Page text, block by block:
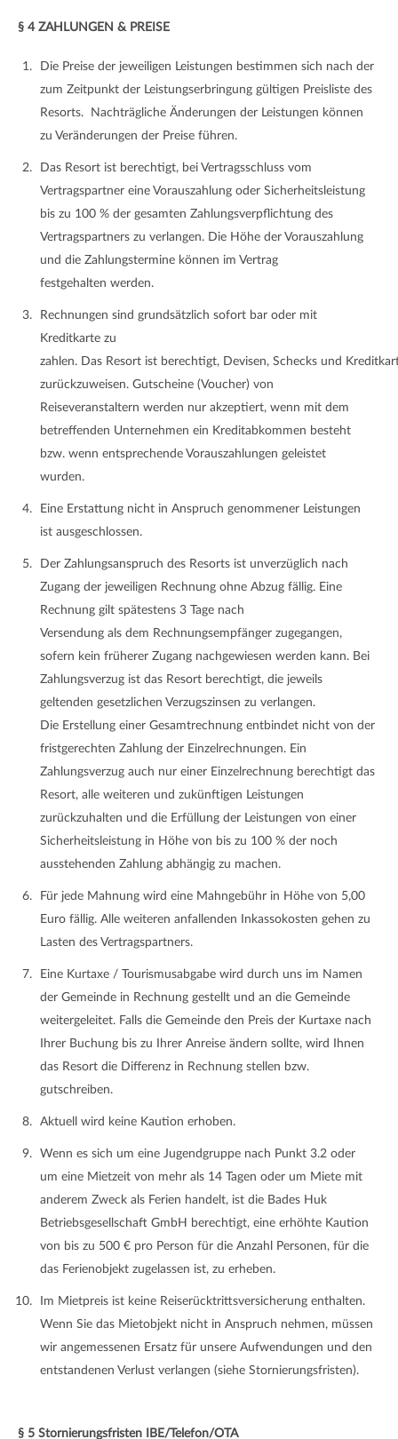
§ 4 ZAHLUNGEN & PREISE
Die Preise der jeweiligen Leistungen bestimmen sich nach der
zum Zeitpunkt der Leistungserbringung gültigen Preisliste des
Resorts. Nachträgliche Änderungen der Leistungen können
zu Veränderungen der Preise führen.
Das Resort ist berechtigt, bei Vertragsschluss vom
Vertragspartner eine Vorauszahlung oder Sicherheitsleistung
bis zu 100 % der gesamten Zahlungsverpflichtung des
Vertragspartners zu verlangen. Die Höhe der Vorauszahlung
und die Zahlungstermine können im Vertrag
festgehalten werden.
Rechnungen sind grundsätzlich sofort bar oder mit
Kreditkarte zu
zahlen. Das Resort ist berechtigt, Devisen, Schecks und
zurückzuweisen. Gutscheine (Voucher) von
Reiseveranstaltern werden nur akzeptiert, wenn mit dem
betreffenden Unternehmen ein Kreditabkommen besteht
bzw. wenn entsprechende Vorauszahlungen geleistet
wurden.
Eine Erstattung nicht in Anspruch genommener Leistungen
ist ausgeschlossen.
Der Zahlungsanspruch des Resorts ist unverzüglich nach
Zugang der jeweiligen Rechnung ohne Abzug fällig. Eine
Rechnung gilt spätestens 3 Tage nach
Versendung als dem Rechnungsempfänger zugegangen,
sofern kein früherer Zugang nachgewiesen werden kann. Bei
Zahlungsverzug ist das Resort berechtigt, die jeweils
geltenden gesetzlichen Verzugszinsen zu verlangen.
Die Erstellung einer Gesamtrechnung entbindet nicht von der
fristgerechten Zahlung der Einzelrechnungen. Ein
Zahlungsverzug auch nur einer Einzelrechnung berechtigt das
Resort, alle weiteren und zukünftigen Leistungen
zurückzuhalten und die Erfüllung der Leistungen von einer
Sicherheitsleistung in Höhe von bis zu 100 % der noch
ausstehenden Zahlung abhängig zu machen.
Für jede Mahnung wird eine Mahngebühr in Höhe von 5,00
Euro fällig. Alle weiteren anfallenden Inkassokosten gehen zu
Lasten des Vertragspartners.
Eine Kurtaxe / Tourismusabgabe wird durch uns im Namen
der Gemeinde in Rechnung gestellt und an die Gemeinde
weitergeleitet. Falls die Gemeinde den Preis der Kurtaxe nach
Ihrer Buchung bis zu Ihrer Anreise ändern sollte, wird Ihnen
das Resort die Differenz in Rechnung stellen bzw.
gutschreiben.
Aktuell wird keine Kaution erhoben.
Wenn es sich um eine Jugendgruppe nach Punkt 3.2 oder
um eine Mietzeit von mehr als 14 Tagen oder um Miete mit
anderem Zweck als Ferien handelt, ist die Bades Huk
Betriebsgesellschaft GmbH berechtigt, eine erhöhte Kaution
von bis zu 500 € pro Person für die Anzahl Personen, für die
das Ferienobjekt zugelassen ist, zu erheben.
Im Mietpreis ist keine Reiserücktrittsversicherung enthalten.
Wenn Sie das Mietobjekt nicht in Anspruch nehmen, müssen
wir angemessenen Ersatz für unsere Aufwendungen und den
entstandenen Verlust verlangen (siehe Stornierungsfristen).
§ 5 Stornierungsfristen IBE/Telefon/OTA